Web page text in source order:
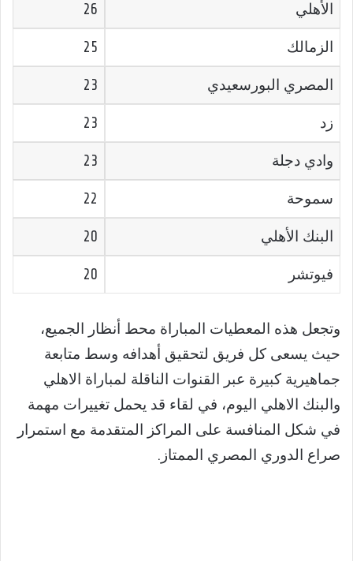
الأهلي 26
الزمالك 25
المصري البورسعيدي 23
زد 23
وادي دجلة 23
سموحة 22
البنك الأهلي 20
فيوتشر 20
وتجعل هذه المعطيات المباراة محط أنظار الجميع،
حيث يسعى كل فريق لتحقيق أهدافه وسط متابعة
جماهيرية كبيرة عبر القنوات الناقلة لمباراة الاهلي
والبنك الاهلي اليوم، في لقاء قد يحمل تغييرات مهمة
في شكل المنافسة على المراكز المتقدمة مع استمرار
صراع الدوري المصري الممتاز.